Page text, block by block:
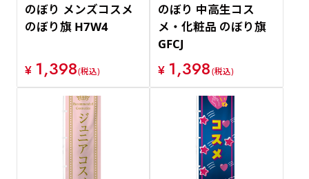
のぼり メンズコスメ
のぼり旗 H7W4
¥ 1,398(税込)
のぼり 中高生コス
メ・化粧品 のぼり旗
GFCJ
¥ 1,398(税込)